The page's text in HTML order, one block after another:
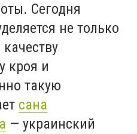
Сегодня
не только
кроя и
такую
сана
— украинский